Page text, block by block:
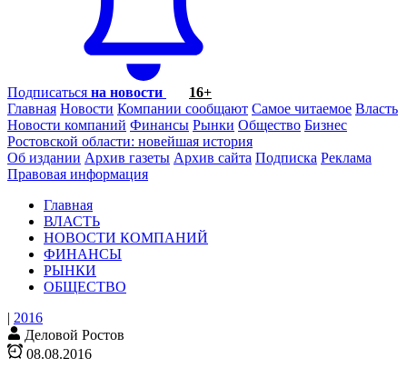
Подписаться на новости
16+
Главная Новости Компании сообщают Самое читаемое Власть
Новости компаний Финансы Рынки Общество Бизнес
Ростовской области: новейшая история
Об издании Архив газеты Архив сайта Подписка Реклама
Правовая информация
Главная
ВЛАСТЬ
НОВОСТИ КОМПАНИЙ
ФИНАНСЫ
РЫНКИ
ОБЩЕСТВО
| 2016
Деловой Ростов
08.08.2016